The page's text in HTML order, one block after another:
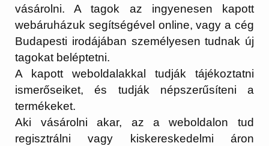
vásárolni. A tagok az ingyenesen kapott
webáruházuk segítségével online, vagy a cég
Budapesti irodájában személyesen tudnak új
tagokat beléptetni.
A kapott weboldalakkal tudják tájékoztatni
ismerőseiket, és tudják népszerűsíteni a
termékeket.
Aki vásárolni akar, az a weboldalon tud
regisztrálni vagy kiskereskedelmi áron